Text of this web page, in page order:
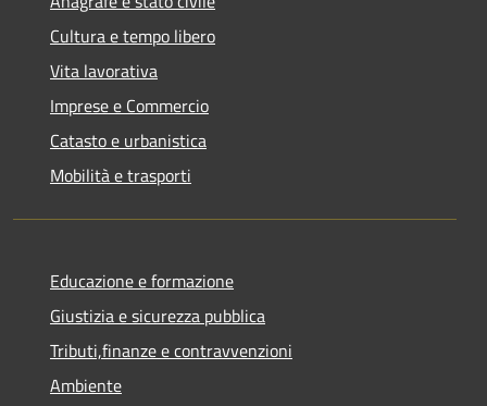
Cultura e tempo libero
Vita lavorativa
Imprese e Commercio
Catasto e urbanistica
Mobilità e trasporti
Educazione e formazione
Giustizia e sicurezza pubblica
Tributi,finanze e contravvenzioni
Ambiente